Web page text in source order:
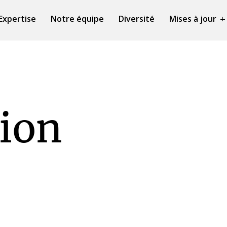
Notre équipe Diversité Mises à jour